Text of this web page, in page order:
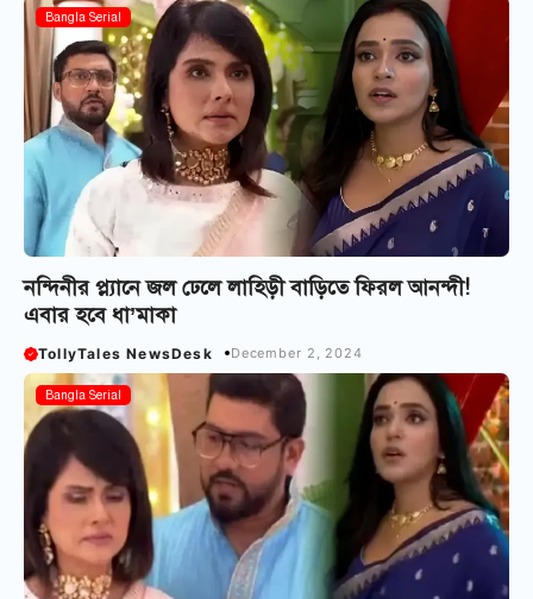
Bangla Serial
নন্দিনীর প্ল্যানে জল ঢেলে লাহিড়ী বাড়িতে ফিরল আনন্দী!
এবার হবে ধা’মাকা
TollyTales NewsDesk December 2, 2024
Bangla Serial